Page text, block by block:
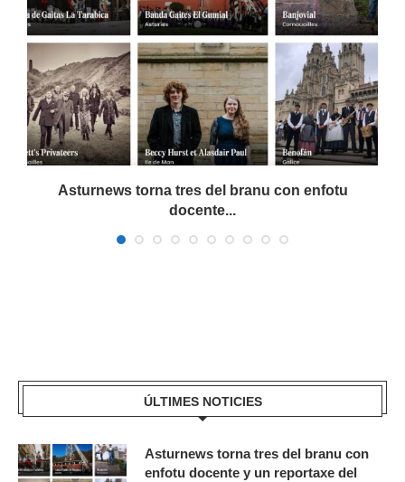
Asturnews torna tres del branu con enfotu
docente...
ÚLTIMES NOTICIES
Asturnews torna tres del branu con
enfotu docente y un reportaxe del